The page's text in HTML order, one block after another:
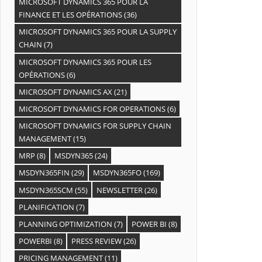
FINANCE ET LES OPÉRATIONS(36)
MICROSOFT DYNAMICS 365 POUR LA SUPPLY
CHAIN (7)
MICROSOFT DYNAMICS 365 POUR LES
OPÉRATIONS(6)
MICROSOFT DYNAMICS AX(21)
MICROSOFT DYNAMICS FOR OPERATIONS(6)
MICROSOFT DYNAMICS FOR SUPPLY CHAIN
MANAGEMENT(15)
MRP (8) MSDYN365(24)
MSDYN365FIN (29) MSDYN365FO(169)
MSDYN365SCM (55) NEWSLETTER(26)
PLANIFICATION (7)
PLANNING OPTIMIZATION (7) POWER BI (8)
POWERBI (8) PRESS REVIEW(26)
PRICING MANAGEMENT(11)